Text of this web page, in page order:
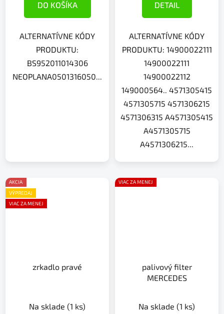
DO KOŠÍKA
ALTERNATÍVNE KÓDY
PRODUKTU:
BS952011014306
NEOPLANA0501316050...
DETAIL
ALTERNATÍVNE KÓDY
PRODUKTU: 14900022111
14900022111
14900022112
149000564.. 4571305415
4571305715 4571306215
4571306315 A4571305415
A4571305715
A4571306215...
AKCIA
VÝPREDAJ
VIAC ZA MENEJ
zrkadlo pravé
Na sklade (1 ks)
VIAC ZA MENEJ
palivový filter
MERCEDES
Na sklade (1 ks)